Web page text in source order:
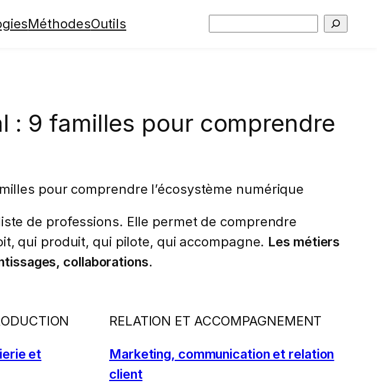
MéthodesOutils
: 9 familles pour comprendre
pour comprendre l’écosystème numérique
de professions. Elle permet de comprendre
qui produit, qui pilote, qui accompagne. Les métiers
collaborations.
et
RELATION ET ACCOMPAGNEMENT
Marketing, communication et relation
client